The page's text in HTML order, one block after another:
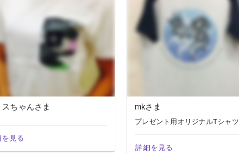
スちゃんさま
見る
mkさま
プレゼント用オリジナルTシャツ
詳細を見る